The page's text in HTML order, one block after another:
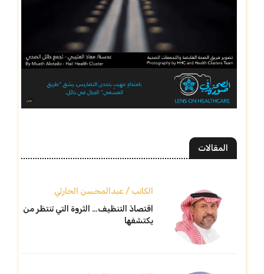
المقالات
الكاتب / عبدالمحسن الحارثي
اقتصادُ التنظيف… الثروة التي تنتظر من
يكتشفها